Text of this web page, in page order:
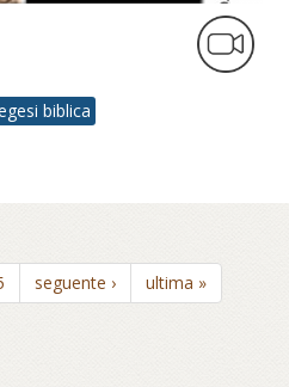
biblica
seguente › ultima »